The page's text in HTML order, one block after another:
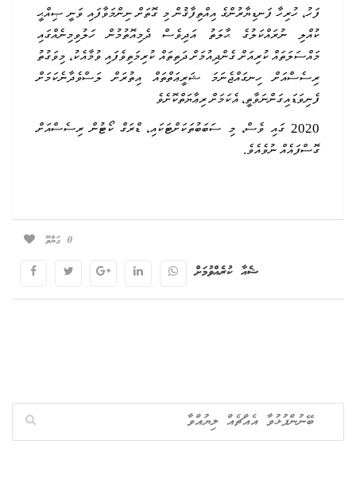
ފަހު، ހުރިހާ ފަނޑިޔާރުންގެ އިއްތިފާޤުން މި ގޮތަށް ނިންމަވާފައި ވަނީ ޞިއްޙީ
ކުއްލި ނުރައްކަލުގެ ޙާލަތު އަދިވެސް ދެމިއޮތުމުން ހަލުވިމިނެއްގައި
މައްސަލަތައް ކުރިއަށް ގެންދިއުމަށް ދަތިތައް ކުރިމަތިވެފައި ވުމާއެކު، މިވަގުތު
ރިސެސްއަށް ހިނގައްޖެނަމަ ޝަރީޢަތްތައް އިތުރަށް ލަސްވެދާނެކަމަށް
ފެނިވަޑައިގަންނަވާތީ، އެކަމަށް ރިޢާޔަތްކޮށެވެ
2020 ގައި ވެސް، މި ސަބަބުތަކަށްޓަކައި، ޑްރަގް ކޯޓުން ރިސެސްއަށް
ގޮސްފައެއް ނުވެއެވެ.
0 ގަޔާވޭ
ޝެއާ ކުރެއްވުމަށް